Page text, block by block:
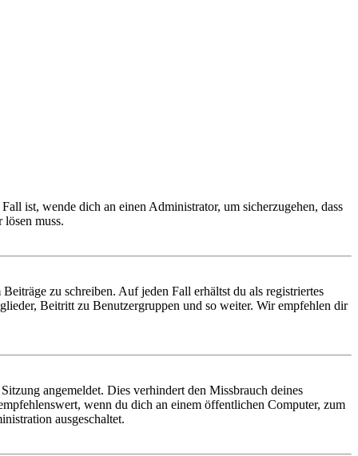
ist, wende dich an einen Administrator, um sicherzugehen, dass
muss.
zu schreiben. Auf jeden Fall erhältst du als registriertes
Beitritt zu Benutzergruppen und so weiter. Wir empfehlen dir
angemeldet. Dies verhindert den Missbrauch deines
wenn du dich an einem öffentlichen Computer, zum
ausgeschaltet.